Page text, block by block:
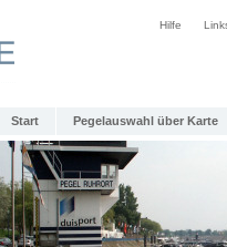
Hilfe
Start Pegelauswahl über Karte